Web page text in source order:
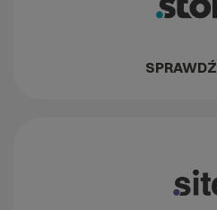
SPRAWDŹ